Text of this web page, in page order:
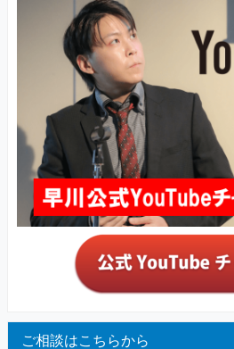
ご相談はこちらから